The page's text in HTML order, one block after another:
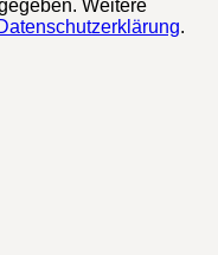
Weitere
.